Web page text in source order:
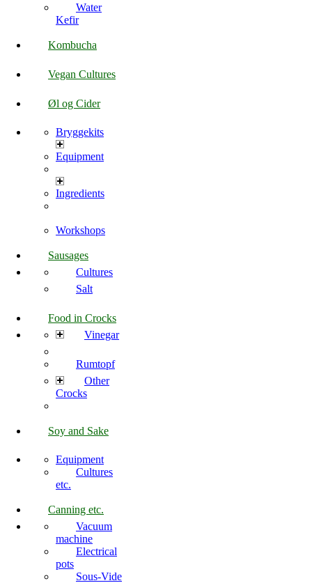
Water
Kefir
Kombucha
Vegan Cultures
Øl og Cider
Bryggekits
Equipment
Ingredients
Workshops
Sausages
Cultures
Salt
Food in Crocks
Vinegar
Rumtopf
Other
Crocks
Soy and Sake
Equipment
Cultures
etc.
Canning etc.
Vacuum
machine
Electrical
pots
Sous-Vide